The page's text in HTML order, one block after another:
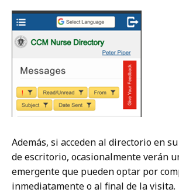
Además, si acceden al directorio en
de escritorio, ocasionalmente verán
emergente que pueden optar por
inmediatamente o al final de la visita.